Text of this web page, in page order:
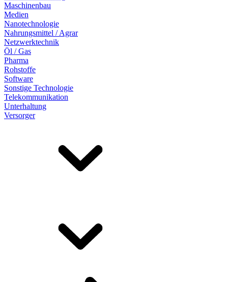
Maschinenbau
Medien
Nanotechnologie
Nahrungsmittel / Agrar
Netzwerktechnik
Öl / Gas
Pharma
Rohstoffe
Software
Sonstige Technologie
Telekommunikation
Unterhaltung
Versorger